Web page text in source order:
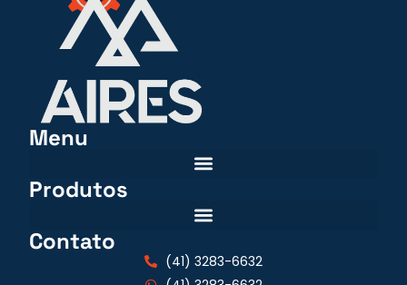
Menu
Produtos
Contato
(41) 3283-6632